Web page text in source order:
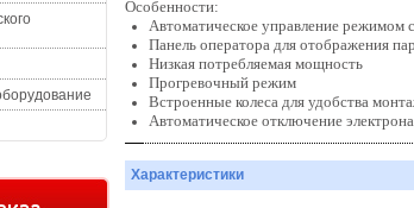
Особенности:
Автоматическое управление режимом
Панель оператора для отображения
Низкая потребляемая мощность
Прогревочный режим
Встроенные колеса для удобства
Автоматическое отключение
Характеристики